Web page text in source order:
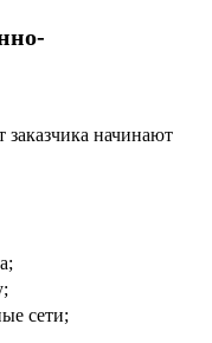
начинают
сети;